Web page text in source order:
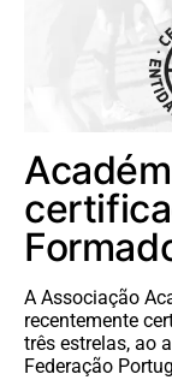
A Associação
recentemente
três estrelas, ao
Federação